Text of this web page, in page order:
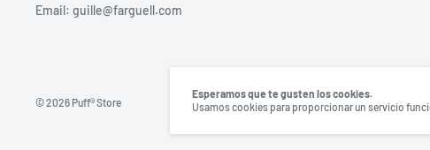
Email: guille@farguell.com
© 2026 Puff® Store
Esperamos que te gusten los cookies.
Usamos cookies para proporcionar un servicio